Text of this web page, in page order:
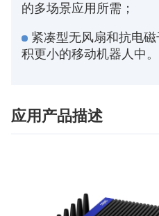
的多场景应用所需；
紧凑型无风扇和抗电
积更小的移动机器人中。
应用产品描述